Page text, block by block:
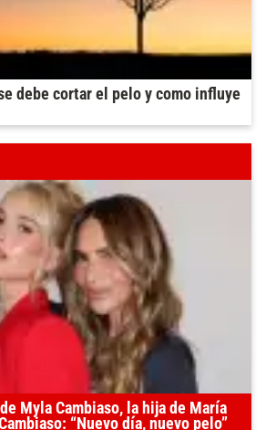
debe cortar el pelo y como influye
Myla Cambiaso, la hija de María
“Nuevo día, nuevo pelo”